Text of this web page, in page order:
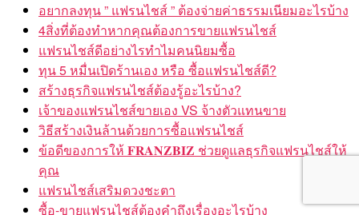
อยากลงทุน ” แฟรนไชส์ ” ต้องจ่ายค่าธรรมเนียมอะไรบ้าง
4สิ่งที่ต้องทำหากคุณต้องการขายแฟรนไชส์
แฟรนไชส์ดีอย่างไรทำไมคนนิยมซื้อ
ทุน 5 หมื่นเปิดร้านเอง หรือ ซื้อแฟรนไชส์ดี?
สร้างธุรกิจแฟรนไชส์ต้องรู้อะไรบ้าง?
เจ้าของแฟรนไชส์ขายเอง VS จ้างตัวแทนขาย
วิธีสร้างเงินล้านด้วยการซื้อแฟรนไชส์
ข้อดีของการให้ 𝐅𝐑𝐀𝐍𝐙𝐁𝐈𝐙 ช่วยดูแลธุรกิจแฟรนไชส์ให้
คุณ
แฟรนไชส์เสริมดวงชะตา
ซื้อ-ขายแฟรนไชส์ต้องคำถึงเรื่องอะไรบ้าง